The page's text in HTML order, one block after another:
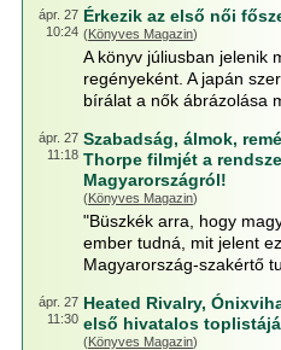
ápr. 27
10:24
Érkezik az első női
(Könyves Magazin)
A könyv júliusban jelenik
regényeként. A japán
bírálat a nők ábrázolása
ápr. 27
11:18
Szabadság, álmok,
Thorpe filmjét a
Magyarországról!
(Könyves Magazin)
"Büszkék arra, hogy
ember tudná, mit jelent
Magyarország-szakértő
ápr. 27
11:30
Heated Rivalry,
első hivatalos
(Könyves Magazin)